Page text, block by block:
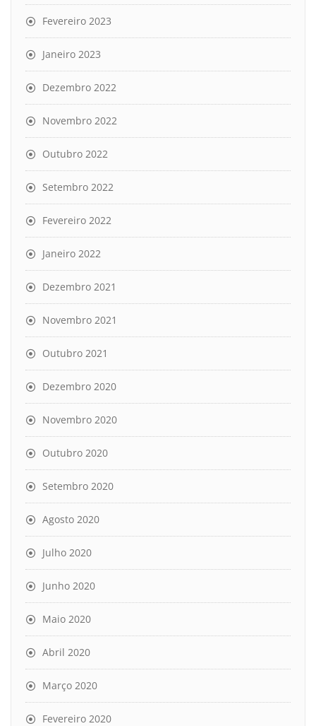
Fevereiro 2023
Janeiro 2023
Dezembro 2022
Novembro 2022
Outubro 2022
Setembro 2022
Fevereiro 2022
Janeiro 2022
Dezembro 2021
Novembro 2021
Outubro 2021
Dezembro 2020
Novembro 2020
Outubro 2020
Setembro 2020
Agosto 2020
Julho 2020
Junho 2020
Maio 2020
Abril 2020
Março 2020
Fevereiro 2020